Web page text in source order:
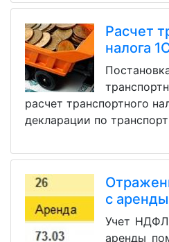
Расчет
налога
расчет транспортного
декларации по
с
Учет НДФЛ
аренды